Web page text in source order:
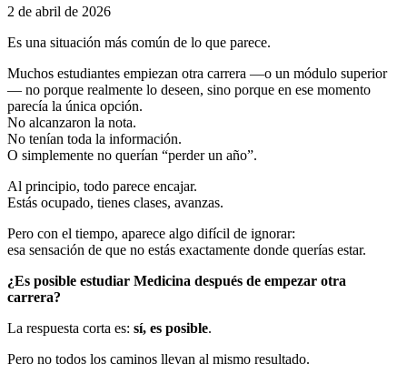
2 de abril de 2026
Es una situación más común de lo que parece.
Muchos estudiantes empiezan otra carrera —o un módulo superior
— no porque realmente lo deseen, sino porque en ese momento
parecía la única opción.
No alcanzaron la nota.
No tenían toda la información.
O simplemente no querían “perder un año”.
Al principio, todo parece encajar.
Estás ocupado, tienes clases, avanzas.
Pero con el tiempo, aparece algo difícil de ignorar:
esa sensación de que no estás exactamente donde querías estar.
¿Es posible estudiar Medicina después de empezar otra
carrera?
La respuesta corta es: sí, es posible.
Pero no todos los caminos llevan al mismo resultado.